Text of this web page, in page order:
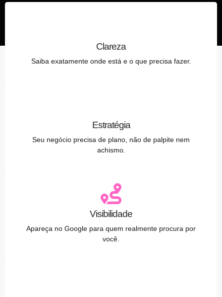
Clareza
Saiba exatamente onde está e o que precisa fazer.
Estratégia
Seu negócio precisa de plano, não de palpite nem
achismo.
Visibilidade
Apareça no Google para quem realmente procura por
você.